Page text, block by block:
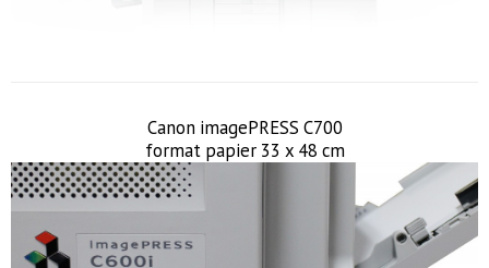
Canon imagePRESS C700
format papier 33 x 48 cm